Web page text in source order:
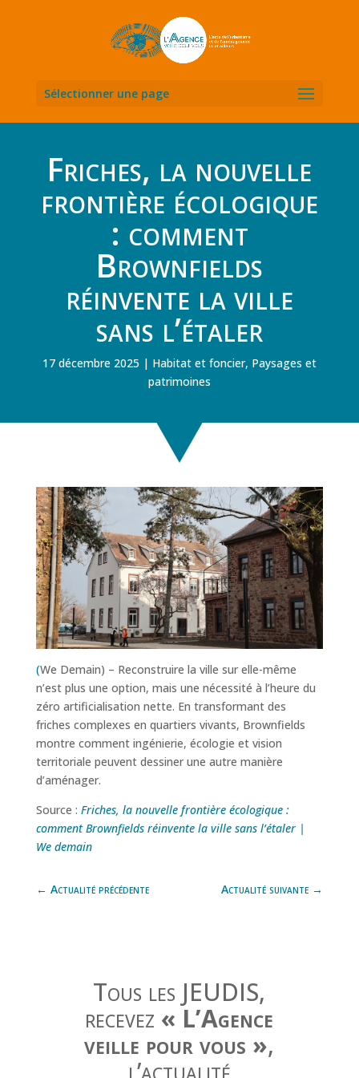
Sélectionner une page
Friches, la nouvelle
frontière écologique
: comment
Brownfields
réinvente la ville
sans l’étaler
17 décembre 2025 Habitat et foncier, Paysages et
patrimoines
(We Demain) – Reconstruire la ville sur elle-même
n’est plus une option, mais une nécessité à l’heure du
zéro artificialisation nette. En transformant des
friches complexes en quartiers vivants, Brownfields
montre comment ingénierie, écologie et vision
territoriale peuvent dessiner une autre manière
d’aménager.
Source : Friches, la nouvelle frontière écologique :
comment Brownfields réinvente la ville sans l’étaler |
We demain
← Actualité précédente Actualité suivante →
Tous les JEUDIS,
recevez « L’Agence
veille pour vous »,
l’actualité